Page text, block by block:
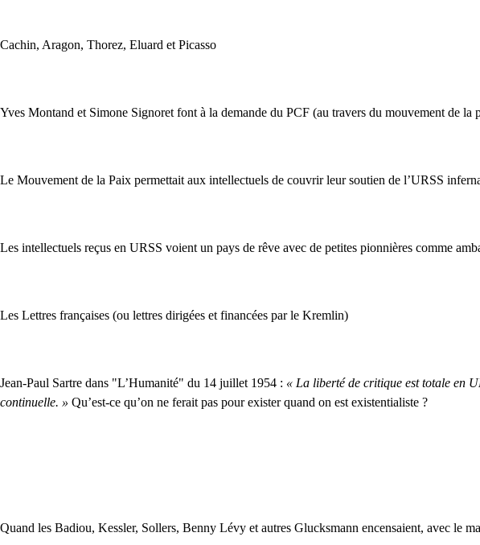
Cachin, Aragon, Thorez, Eluard et Picasso
Yves Montand et Simone Signoret font à la demande du PCF (au travers du mouvement de la
Le Mouvement de la Paix permettait aux intellectuels de couvrir leur soutien de l’URSS
Les intellectuels reçus en URSS voient un pays de rêve avec de petites pionnières comme
Les Lettres françaises (ou lettres dirigées et financées par le Kremlin)
Jean-Paul Sartre dans "L’Humanité" du 14 juillet 1954 : « La liberté de critique est totale en
continuelle. » Qu’est-ce qu’on ne ferait pas pour exister quand on est existentialiste ?
Quand les Badiou, Kessler, Sollers, Benny Lévy et autres Glucksmann encensaient, avec le